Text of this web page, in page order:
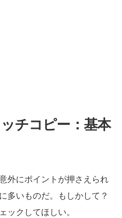
チコピー：基本
外にポイントが押さえられ
多いものだ。もしかして？
ックしてほしい。